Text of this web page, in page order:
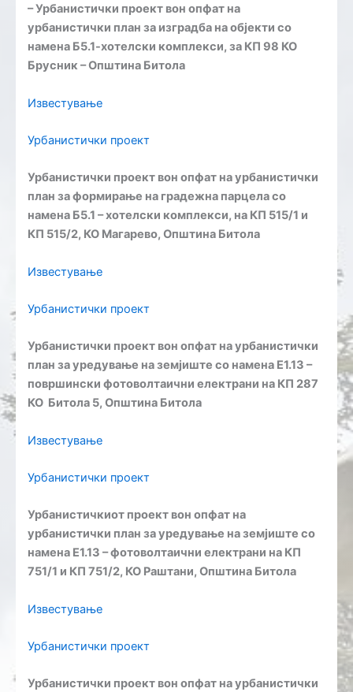
– Урбанистички проект вон опфат на
урбанистички план за изградба на објекти со
намена Б5.1-хотелски комплекси, за КП 98 КО
Брусник – Општина Битола
Известување
Урбанистички проект
Урбанистички проект вон опфат на урбанистички
план за формирање на градежна парцела со
намена Б5.1 – хотелски комплекси, на КП 515/1 и
КП 515/2, КО Магарево, Општина Битола
Известување
Урбанистички проект
Урбанистички проект вон опфат на урбанистички
план за уредување на земјиште со намена Е1.13 –
површински фотоволтаични електрани на КП 287
КО Битола 5, Општина Битола
Известување
Урбанистички проект
Урбанистичкиот проект вон опфат на
урбанистички план за уредување на земјиште со
намена Е1.13 – фотоволтаични електрани на КП
751/1 и КП 751/2, КО Раштани, Општина Битола
Известување
Урбанистички проект
Урбанистички проект вон опфат на урбанистички